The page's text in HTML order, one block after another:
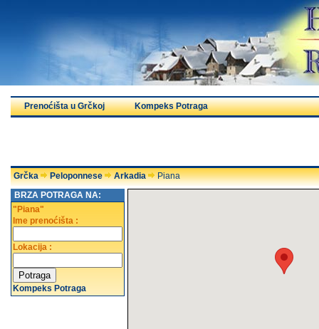
Prenoćišta u Grčkoj Kompeks Potraga
Grčka Peloponnese Arkadia
Piana
BRZA POTRAGA NA:
"Piana"
Ime prenoćišta :
Lokacija :
Kompeks Potraga